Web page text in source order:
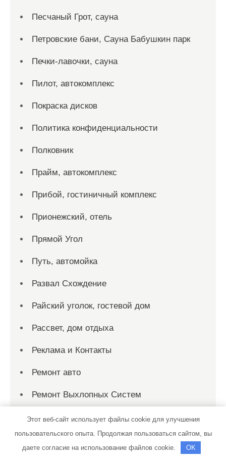
Песчаный Грот, сауна
Петровские бани, Сауна Бабушкин парк
Печки-лавочки, сауна
Пилот, автокомплекс
Покраска дисков
Политика конфиденциальности
Полковник
Прайм, автокомплекс
Прибой, гостиничный комплекс
Прионежский, отель
Прямой Угол
Путь, автомойка
Развал Схождение
Райский уголок, гостевой дом
Рассвет, дом отдыха
Реклама и Контакты
Ремонт авто
Ремонт Выхлопных Систем
Русалка, гостиничный комплекс
Русская банька, сауна
Этот веб-сайт использует файлы cookie для улучшения
пользовательского опыта. Продолжая пользоваться сайтом, вы
даете согласие на использование файлов cookie.
OK